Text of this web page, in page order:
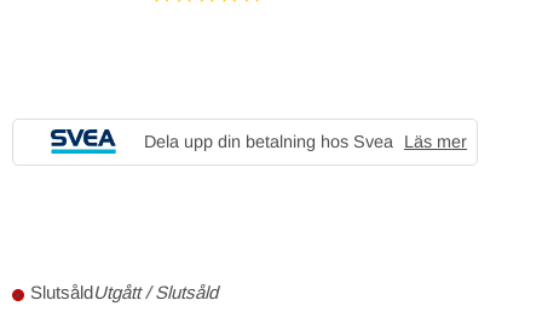
Dela upp din betalning hos Svea Läs mer
Utgått / Slutsåld